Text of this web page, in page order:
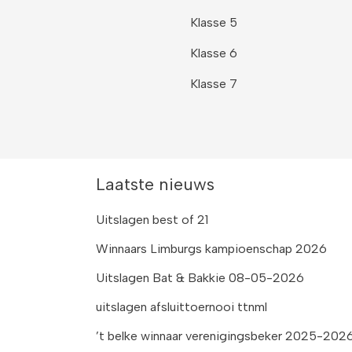
Klasse 5
Klasse 6
Klasse 7
Laatste nieuws
Uitslagen best of 21
Winnaars Limburgs kampioenschap 2026
Uitslagen Bat & Bakkie 08-05-2026
uitslagen afsluittoernooi ttnml
’t belke winnaar verenigingsbeker 2025-